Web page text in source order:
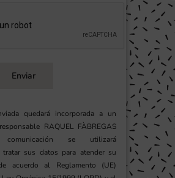
Enviar
quedará incorporada a un
RAQUEL FÀBREGAS
comunicación se utilizará
tratar sus datos para atender su
acuerdo al Reglamento (UE)